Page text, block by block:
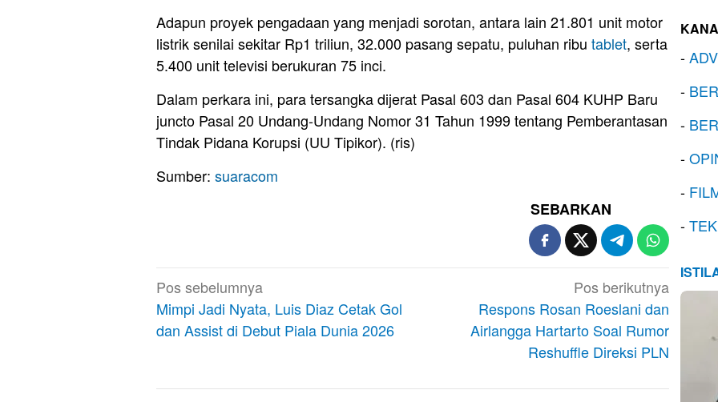
Adapun proyek pengadaan yang menjadi sorotan, antara lain 21.801 unit motor
listrik senilai sekitar Rp1 triliun, 32.000 pasang sepatu, puluhan ribu tablet, serta
5.400 unit televisi berukuran 75 inci.
Dalam perkara ini, para tersangka dijerat Pasal 603 dan Pasal 604 KUHP Baru
juncto Pasal 20 Undang-Undang Nomor 31 Tahun 1999 tentang Pemberantasan
Tindak Pidana Korupsi (UU Tipikor). (ris)
Sumber: suaracom
SEBARKAN
Navigasi
pos
Pos sebelumnya
Mimpi Jadi Nyata, Luis Diaz Cetak Gol
dan Assist di Debut Piala Dunia 2026
Pos berikutnya
Respons Rosan Roeslani dan
Airlangga Hartarto Soal Rumor
Reshuffle Direksi PLN
-
-
-
-
-
-